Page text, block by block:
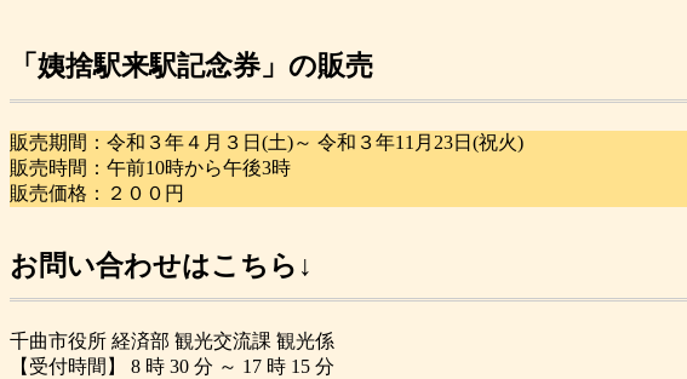
「姨捨駅来駅記念券」の販売
販売期間：令和３年４月３日(土)～ 令和３年11月23日(祝火)
販売時間：午前10時から午後3時
販売価格：２００円
お問い合わせはこちら↓
千曲市役所 経済部 観光交流課 観光係
【受付時間】 8 時 30 分 ～ 17 時 15 分